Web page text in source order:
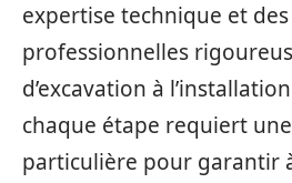
expertise technique et
professionnelles
d’excavation à
chaque étape requiert
particulière pour garantir